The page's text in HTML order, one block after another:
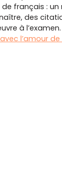
français : un
des
à l’examen.
l’amour de